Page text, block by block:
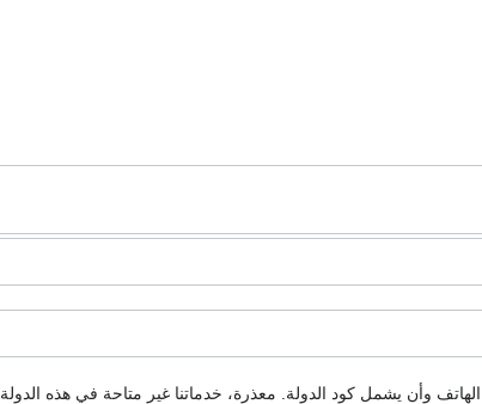
وأن يشمل كود الدولة. معذرة، خدماتنا غير متاحة في هذه الدولة